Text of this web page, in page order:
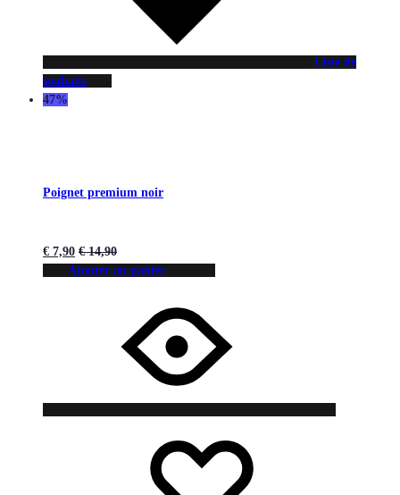
Liste de
souhaits
47%
Poignet premium noir
€ 7,90 €14,90
Ajouter au panier